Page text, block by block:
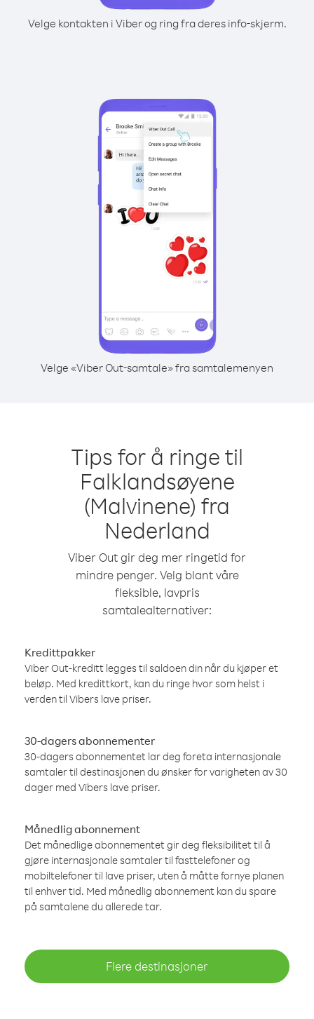
Velge kontakten i Viber og ring fra deres info-skjerm.
Velge «Viber Out-samtale» fra samtalemenyen
Tips for å ringe til
Falklandsøyene
(Malvinene) fra
Nederland
Viber Out gir deg mer ringetid for
mindre penger. Velg blant våre
fleksible, lavpris
samtalealternativer:
Kredittpakker
Viber Out-kreditt legges til saldoen din når du kjøper et
beløp. Med kredittkort, kan du ringe hvor som helst i
verden til Vibers lave priser.
30-dagers abonnementer
30-dagers abonnementet lar deg foreta internasjonale
samtaler til destinasjonen du ønsker for varigheten av 30
dager med Vibers lave priser.
Månedlig abonnement
Det månedlige abonnementet gir deg fleksibilitet til å
gjøre internasjonale samtaler til fasttelefoner og
mobiltelefoner til lave priser, uten å måtte fornye planen
til enhver tid. Med månedlig abonnement kan du spare
på samtalene du allerede tar.
Flere destinasjoner